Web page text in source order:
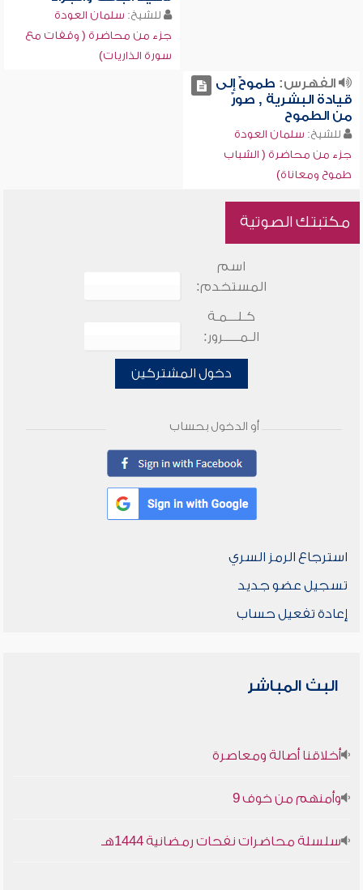
للشيخ: سلمان العودة
جزء من محاضرة ( وقفات مع
سورة الذاريات)
الفهرس: طموحٌ إلى
قيادة البشرية , صورٌ
من الطموح
للشيخ: سلمان العودة
جزء من محاضرة ( الشباب
طموح ومعاناة)
مكتبتك الصوتية
اسم
المستخدم:
كـلـــمـة
الـمـــــرور:
دخول المشتركين
أو الدخول بحساب
استرجاع الرمز السري
تسجيل عضو جديد
إعادة تفعيل حساب
البث المباشر
أخلاقنا أصالة ومعاصرة
وأمنهم من خوف 9
سلسلة محاضرات نفحات رمضانية 1444هـ